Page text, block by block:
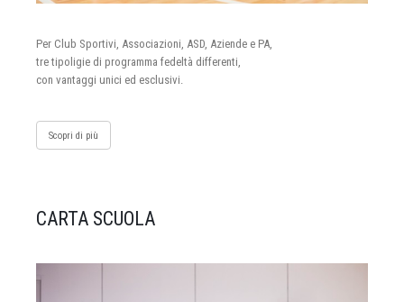
Per Club Sportivi, Associazioni, ASD, Aziende e PA,
tre tipoligie di programma fedeltà differenti,
con vantaggi unici ed esclusivi.
Scopri di più
CARTA SCUOLA